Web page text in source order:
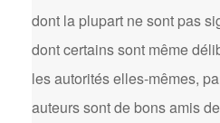
dont la plupart ne sont pas
dont certains sont même
les autorités elles-mêmes,
auteurs sont de bons amis